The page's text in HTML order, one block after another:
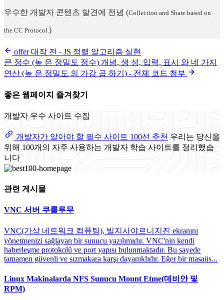
우수한 개발자 콘텐츠 발견에 전념 (Collection and Share based on
the CC Protocol.)
offer 대작 전 - JS 정렬 알고리즘 실현
큰 정수 (높 은 정밀도 정수) 개념, 생 성, 입력, 표시 와 네 가지
연산 (높 은 정밀도 의 가감 곱 하기) - 전체 코드 첨부
좋은 웹페이지 즐겨찾기
개발자 우수 사이트 수집
개발자가 알아야 할 필수 사이트 100선 추천 우리는 당신을
위해 100개의 자주 사용하는 개발자 학습 사이트를 정리했습
니다
관련 게시물
VNC 서버 쿠룰루무
VNC(가상 네트워크 컴퓨팅), 빌지사야르니지진 ekranını
yönetmenizi sağlayan bir sunucu yazılımıdır. VNC'nin kendi
haberleşme protokolü ve port yapısı bulunmaktadır. Bu sayede
tamamen güvenli ve sızmakara karşı dayanıklıdır. Eğer bir masaüs...
Linux Makinalarda NFS Sunucu Mount Etme(데비안 및
RPM)